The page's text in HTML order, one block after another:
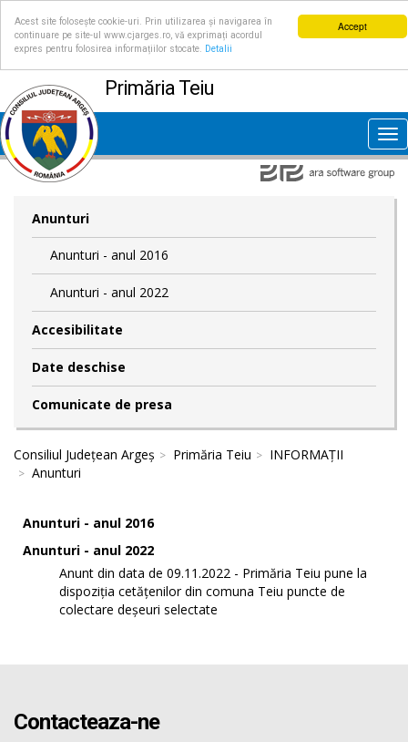
Accept
Acest site folosește cookie-uri. Prin utilizarea și navigarea în
continuare pe site-ul www.cjarges.ro, vă exprimați acordul
expres pentru folosirea informațiilor stocate.
Detalii
Primăria Teiu
Anunturi
Anunturi - anul 2016
Anunturi - anul 2022
Accesibilitate
Date deschise
Comunicate de presa
Consiliul Județean Argeș Primăria Teiu
INFORMAȚII
Anunturi
Anunturi - anul 2016
Anunturi - anul 2022
Anunt din data de 09.11.2022 - Primăria Teiu pune la
dispoziția cetățenilor din comuna Teiu puncte de
colectare deșeuri selectate
Contacteaza-ne